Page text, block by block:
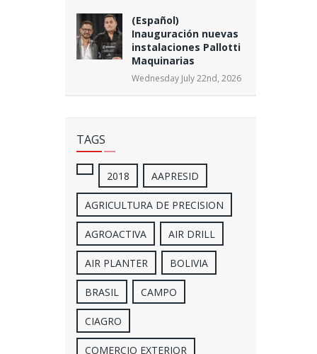
(Español)
Inauguración nuevas
instalaciones Pallotti
Maquinarias
Wednesday July 22nd, 2026
TAGS
2018 AAPRESID
AGRICULTURA DE PRECISION
AGROACTIVA AIR DRILL
AIR PLANTER BOLIVIA
BRASIL CAMPO
CIAGRO
COMERCIO EXTERIOR